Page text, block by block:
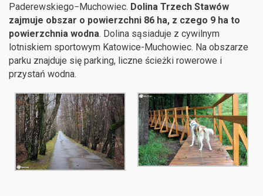
Paderewskiego−Muchowiec. Dolina Trzech Stawów
zajmuje obszar o powierzchni 86 ha, z czego 9 ha to
powierzchnia wodna. Dolina sąsiaduje z cywilnym
lotniskiem sportowym Katowice-Muchowiec. Na obszarze
parku znajduje się parking, liczne ścieżki rowerowe i
przystań wodna.